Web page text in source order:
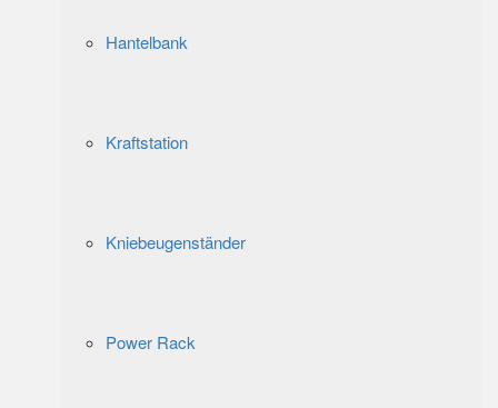
Hantelbank
Kraftstation
Kniebeugenständer
Power Rack